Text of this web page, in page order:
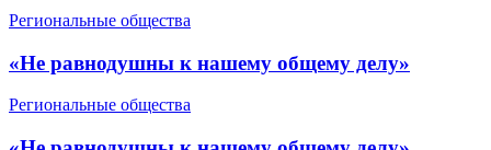
Региональные общества
«Не равнодушны к нашему общему делу»
Региональные общества